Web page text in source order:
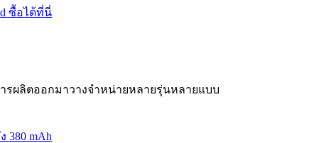
รผลิตออกมาวางจำหน่ายหลายรุ่นหลายแบบ